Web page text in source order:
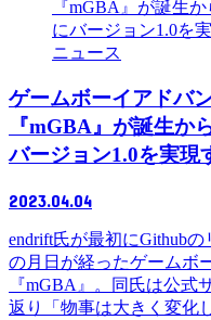
ニュース
ゲームボーイアドバ
『mGBA』が誕生か
バージョン1.0を実現
2023.04.04
endrift氏が最初にGithub
の月日が経ったゲームボ
『mGBA』。同氏は公式
返り「物事は大きく変化